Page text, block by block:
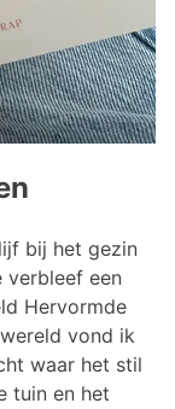
bij het gezin
verbleef een
Hervormde
vond ik
waar het stil
tuin en het